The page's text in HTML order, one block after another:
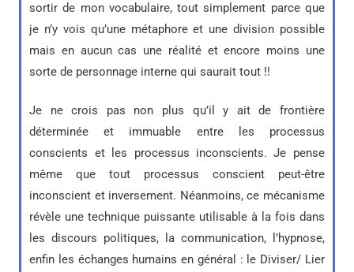
sortir de mon vocabulaire, tout simplement parce que
je n’y vois qu’une métaphore et une division possible
mais en aucun cas une réalité et encore moins une
sorte de personnage interne qui saurait tout !!
Je ne crois pas non plus qu’il y ait de frontière
déterminée et immuable entre les processus
conscients et les processus inconscients. Je pense
même que tout processus conscient peut-être
inconscient et inversement. Néanmoins, ce mécanisme
révèle une technique puissante utilisable à la fois dans
les discours politiques, la communication, l’hypnose,
enfin les échanges humains en général : le Diviser/ Lier